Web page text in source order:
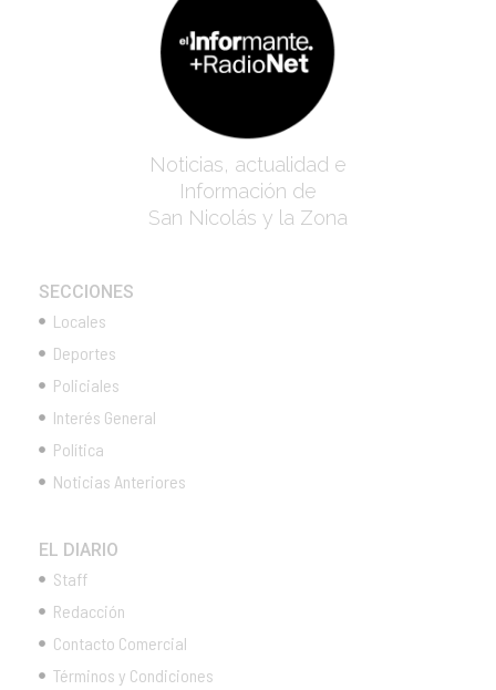
Noticias, actualidad e
Información de
San Nicolás y la Zona
SECCIONES
Locales
Deportes
Policiales
Interés General
Política
Noticias Anteriores
EL DIARIO
Staff
Redacción
Contacto Comercial
Términos y Condiciones